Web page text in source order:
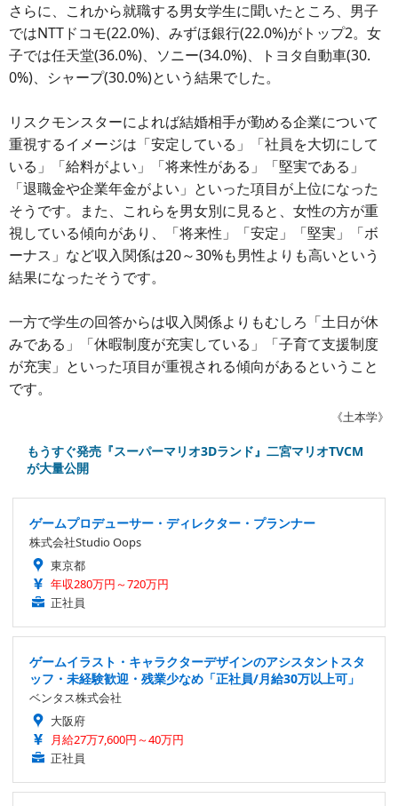
さらに、これから就職する男女学生に聞いたところ、男子
ではNTTドコモ(22.0%)、みずほ銀行(22.0%)がトップ2。女
子では任天堂(36.0%)、ソニー(34.0%)、トヨタ自動車(30.
0%)、シャープ(30.0%)という結果でした。
リスクモンスターによれば結婚相手が勤める企業について
重視するイメージは「安定している」「社員を大切にして
いる」「給料がよい」「将来性がある」「堅実である」
「退職金や企業年金がよい」といった項目が上位になった
そうです。また、これらを男女別に見ると、女性の方が重
視している傾向があり、「将来性」「安定」「堅実」「ボ
ーナス」など収入関係は20～30%も男性よりも高いという
結果になったそうです。
一方で学生の回答からは収入関係よりもむしろ「土日が休
みである」「休暇制度が充実している」「子育て支援制度
が充実」といった項目が重視される傾向があるということ
です。
《土本学》
もうすぐ発売『スーパーマリオ3Dランド』二宮マリオTVCM
が大量公開
ゲームプロデューサー・ディレクター・プランナー
株式会社Studio Oops
東京都
年収280万円～720万円
正社員
ゲームイラスト・キャラクターデザインのアシスタントスタ
ッフ・未経験歓迎・残業少なめ「正社員/月給30万以上可」
ベンタス株式会社
大阪府
月給27万7,600円～40万円
正社員